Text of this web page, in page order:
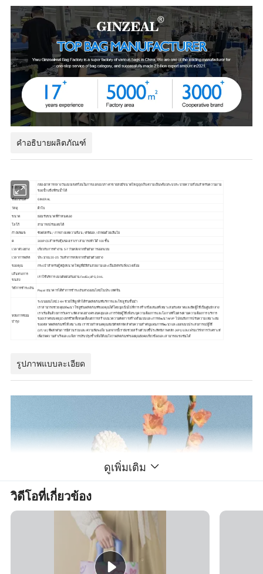
คำอธิบายผลิตภัณฑ์
ชื่อรายการ
กล่องอาหารกลางวันแบบเขตร้อนในการออกแบบราคาขายส่งมีขนาดใหญ่ ถุงเก็บความเย็นพร้อมระบบระบายความร้อนสำหรับความงาม
ของน้ำแข็งที่กันน้ำได้
ชื่อแบรนด์ GINERAL
วัสดุ ผ้าใบ
ขนาด ยอมรับขนาดที่กำหนดเอง
โลโก้
สามารถปรับแต่งได้
กำลังพิมพ์
ซิลค์สกรีน / การถ่ายเทความร้อน / ดิจิตอล / ถักทอด้วยเส้นใย
ค
300PCS สำหรับหุ้นของเราเราสามารถทำได้ 100 ชิ้น
เวลาตัวอย่าง
เกี่ยวกับการทำงาน 5-7 วันหลังจากยืนยันการออกแบบ
เวลาการผลิต
ประมาณ 20-25 วันทำการหลังจากยืนยันตัวอย่าง
ของคุณ
กระเป๋าสำหรับผู้หญิงขนาดใหญ่ที่มีสีสันสวยงามและเป็นมิตรกับสิ่งแวดล้อม
เส้นทางการ
ขนส่ง
เราใช้บริการแบบติดต่อกันผ่าน FedEx,UPS, DHL
วิธีการชำระเงิน
Payal ธนาคารได้ทำการชำระเงินทางออนไลน์ในประเทศจีน
หลังการซ่อม
บำรุง
ระบบออนไลน์ 24H ช่วยให้ลูกค้าได้รับผลิตภัณฑ์บริการและโซลูชันชั้นนำ
เราสามารถช่วยคุณพัฒนา โซลูชันผลิตภัณฑ์ของคุณได้โดยมุ่งเน้นไปที่การสร้างข้อเสนอที่เหมาะสมกับตลาดและยึดผู้ใช้เป็นศูนย์กลาง
เราเริ่มต้นด้วยการวิเคราะห์ตลาดอย่างครอบคลุมและการวิจัยผู้ใช้เพื่อระบุความต้องการและโอกาสที่ไม่ตรงตามความต้องการ บริการ
ของเราครอบคลุมวงจรชีวิตทั้งหมดตั้งแต่การสร้างแนวความคิดการสร้างต้นแบบและการพัฒนา MVP ไปจนถึงการปรับความเหมาะสม
ของตลาดผลิตภัณฑ์ให้เหมาะสม เราช่วยกำหนดคุณสมบัติหลักจัดลำดับความสำคัญแผนการพัฒนาและออกแบบประสบการณ์ผู้ใช้
(UT/UI) ที่ผลักดันการมีส่วนร่วมและความพึงพอใจ นอกจากนี้เรายังช่วยสร้างตัวบ่งชี้ประสิทธิภาพหลัก (KPI) และเฟรมเวิร์กการวิเคราะห์
เพื่อวัดความสำเร็จและแจ้งการปรับปรุงซ้ำเพื่อให้แน่ใจว่าผลิตภัณฑ์ของคุณยังคงเกี่ยวข้องและสามารถแข่งขันได้
รูปภาพแบบละเอียด
ดูเพิ่มเติม
วิดีโอที่เกี่ยวข้อง